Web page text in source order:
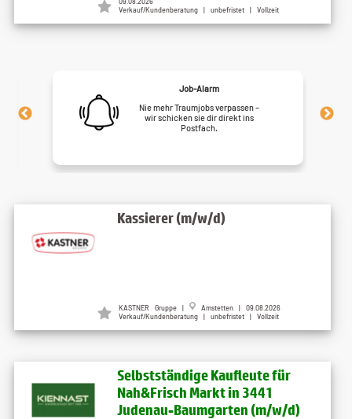
Verkauf/Kundenberatung | unbefristet | Vollzeit
Job-Alarm
Nie mehr Traumjobs verpassen –
wir schicken sie dir direkt ins
Postfach.
Kassierer (m/w/d)
KASTNER Gruppe |
Amstetten | 09.08.2026
Verkauf/Kundenberatung | unbefristet | Vollzeit
Selbstständige Kaufleute für
Nah&Frisch Markt in 3441
Judenau-Baumgarten (m/w/d)